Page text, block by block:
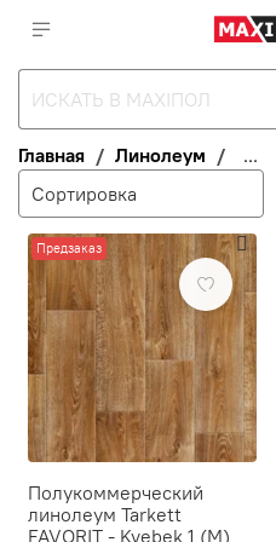
Главная Линолеум ...
Предзаказ
Полукоммерческий
линолеум Tarkett
FAVORIT - Kvebek 1 (М)